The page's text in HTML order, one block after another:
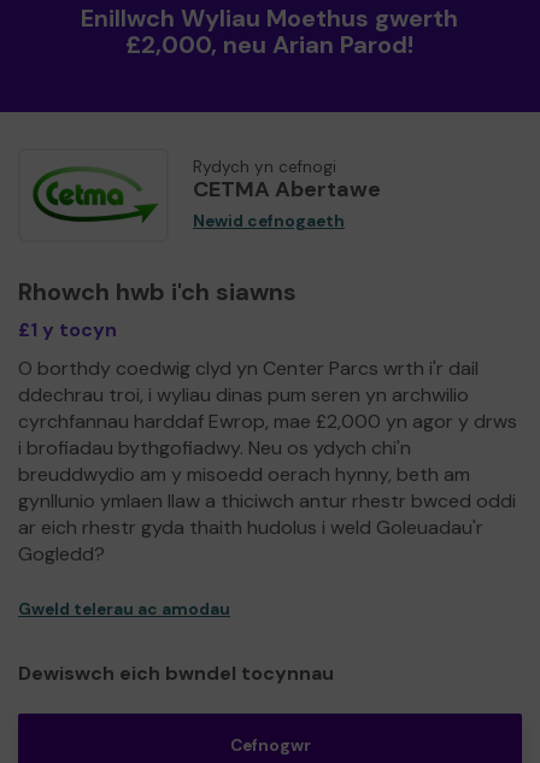
Enillwch Wyliau Moethus gwerth
£2,000, neu Arian Parod!
Rydych yn cefnogi
CETMA Abertawe
Newid cefnogaeth
Rhowch hwb i'ch siawns
£1 y tocyn
O borthdy coedwig clyd yn Center Parcs wrth i'r dail
ddechrau troi, i wyliau dinas pum seren yn archwilio
cyrchfannau harddaf Ewrop, mae £2,000 yn agor y drws
i brofiadau bythgofiadwy. Neu os ydych chi'n
breuddwydio am y misoedd oerach hynny, beth am
gynllunio ymlaen llaw a thiciwch antur rhestr bwced oddi
ar eich rhestr gyda thaith hudolus i weld Goleuadau'r
Gogledd?
Gweld telerau ac amodau
Dewiswch eich bwndel tocynnau
Cefnogwr